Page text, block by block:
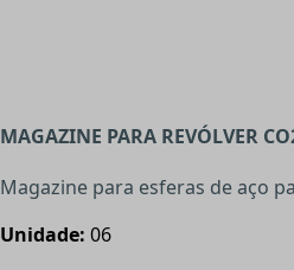
MAGAZINE PARA REVÓLVER
Magazine para esferas de aço
Unidade: 06